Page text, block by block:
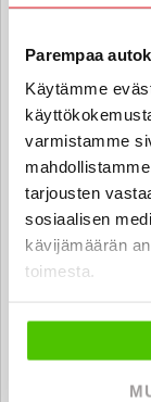
Parempaa
Käytämme
varmistamme
tarjousten
sosiaalisen
kävijämäärän
toimesta.